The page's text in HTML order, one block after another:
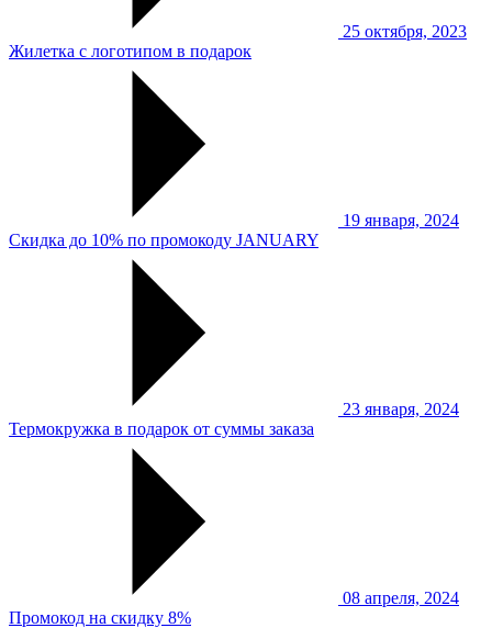
25 октября, 2023
Жилетка с логотипом в подарок
19 января, 2024
Скидка до 10% по промокоду JANUARY
23 января, 2024
Термокружка в подарок от суммы заказа
08 апреля, 2024
Промокод на скидку 8%